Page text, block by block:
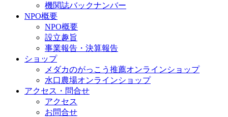
機関誌バックナンバー
NPO概要
NPO概要
設立趣旨
事業報告・決算報告
ショップ
メダカのがっこう推薦オンラインショップ
水口農場オンラインショップ
アクセス・問合せ
アクセス
お問合せ